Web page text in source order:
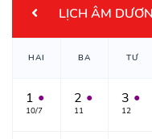
LỊCH ÂM
HAI BA TƯ
1 ●
10/7
2 ●
11
3 ●
12